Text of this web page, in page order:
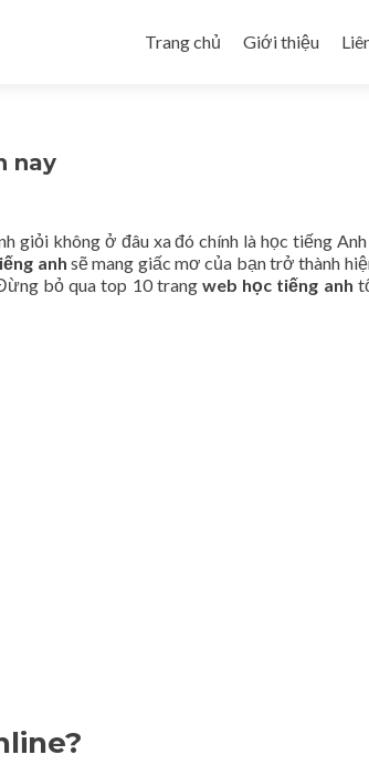
Trang chủ
Giới thiệu
nay
giỏi không ở đâu xa đó chính là học tiếng Anh
anh sẽ mang giấc mơ của bạn trở thành
bỏ qua top 10 trang web học tiếng anh